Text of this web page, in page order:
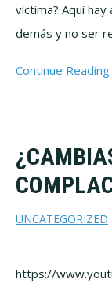
víctima? Aquí
demás y no ser
Continue Reading
UNCATEGORIZED
https://